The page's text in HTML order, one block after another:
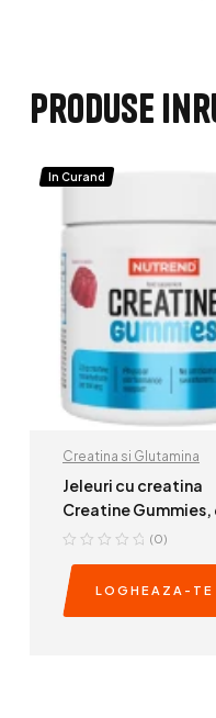
Produse
In Curand
Creatina si Glutamina
Jeleuri cu creatina
Creatine Gummies,
jeleuri gumate,
(0)
LOGHEAZA-TE